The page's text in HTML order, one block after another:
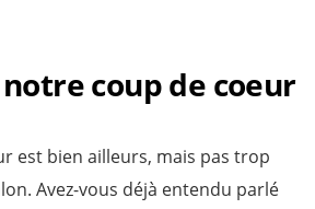
coup de coeur
est bien ailleurs, mais pas trop
Avez-vous déjà entendu parlé